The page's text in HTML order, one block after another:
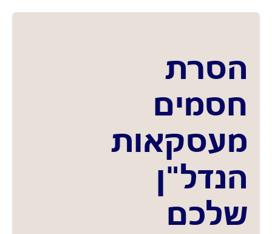
הסרת
חסמים
מעסקאות
הנדל"ן
שלכם